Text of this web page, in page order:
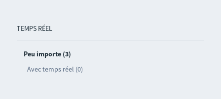
TEMPS RÉEL
Peu importe (3)
Avec temps réel (0)